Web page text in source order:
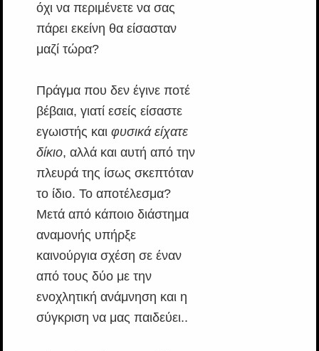
όχι να περιμένετε να σας
πάρει εκείνη θα είσασταν
μαζί τώρα?
Πράγμα που δεν έγινε ποτέ
βέβαια, γιατί εσείς είσαστε
εγωιστής και φυσικά είχατε
δίκιο, αλλά και αυτή από την
πλευρά της ίσως σκεπτόταν
το ίδιο. Το αποτέλεσμα?
Μετά από κάποιο διάστημα
αναμονής υπήρξε
καινούργια σχέση σε έναν
από τους δύο με την
ενοχλητική ανάμνηση και η
σύγκριση να μας παιδεύει..